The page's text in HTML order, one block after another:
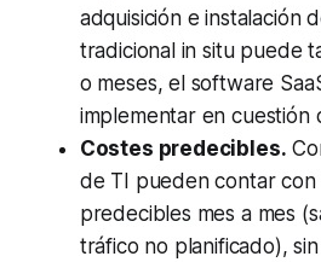
adquisición e instalación
tradicional in situ puede
o meses, el software
implementar en cuestión
Costes predecibles.
de TI pueden contar con
predecibles mes a mes
tráfico no planificado),